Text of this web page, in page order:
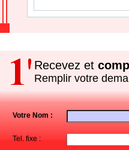
Recevez et
Remplir votre
Votre Nom :
Tel. fixe :